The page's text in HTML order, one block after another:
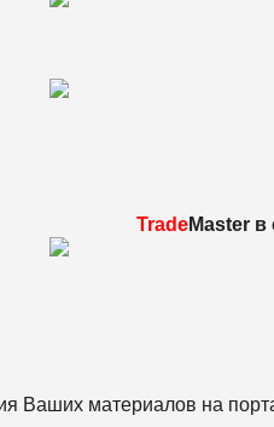
TradeMaster в
Ваших материалов на